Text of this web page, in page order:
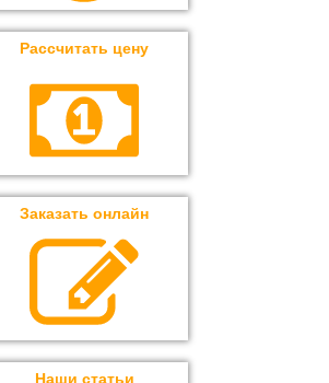
Рассчитать цену
Заказать онлайн
Наши статьи